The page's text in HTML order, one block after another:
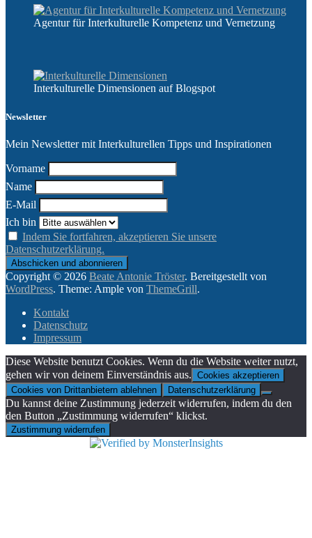
Agentur für Interkulturelle Kompetenz und Vernetzung
Interkulturelle Dimensionen auf Blogspot
Newsletter
Mein Newsletter mit Interkulturellen Tipps und Inspirationen
Vorname
Name
E-Mail
Ich bin
Indem Sie fortfahren, akzeptieren Sie unsere
Datenschutzerklärung.
Copyright © 2026 Beate Antonie Tröster. Bereitgestellt von
WordPress. Theme: Ample von ThemeGrill.
Kontakt
Datenschutz
Impressum
Diese Website benutzt Cookies. Wenn du die Website weiter nutzt,
gehen wir von deinem Einverständnis aus. Cookies akzeptieren
Cookies von Drittanbietern ablehnen
Datenschutzerklärung
Du kannst deine Zustimmung jederzeit widerrufen, indem du den
den Button „Zustimmung widerrufen“ klickst.
Zustimmung widerrufen